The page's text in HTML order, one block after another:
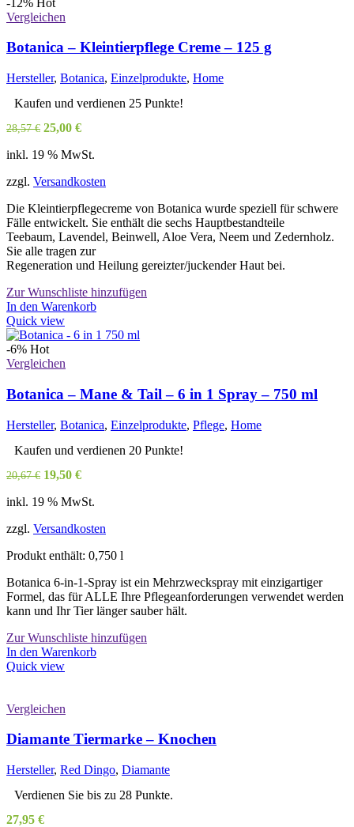
Die
Optionen
können
auf
der
Vergleichen
Botanica – Kleintierpflege Creme – 125 g
Hersteller, Botanica, Einzelprodukte, Home
Kaufen und verdienen 25 Punkte!
28,57€ Ursprünglicher
war:
25,00 €Aktueller
ist:
inkl. 19 % MwSt.
zzgl. Versandkosten
Die Kleintierpflegecreme von Botanica wurde speziell für schwere
Fälle entwickelt. Sie enthält die sechs Hauptbestandteile
Teebaum, Lavendel, Beinwell, Aloe Vera, Neem und Zedernholz.
Sie alle tragen zur
Regeneration und Heilung gereizter/juckender Haut bei.
Zur Wunschliste hinzufügen
In den Warenkorb
Quick view
-6% Hot
Vergleichen
Botanica – Mane & Tail – 6 in 1 Spray – 750 ml
Hersteller, Botanica, Einzelprodukte, Pflege, Home
Kaufen und verdienen 20 Punkte!
20,67€ Ursprünglicher
war:
19,50 €Aktueller
ist:
inkl. 19 % MwSt.
zzgl. Versandkosten
Produkt enthält: 0,750 l
Botanica 6-in-1-Spray ist ein Mehrzweckspray mit einzigartiger
Formel, das für ALLE Ihre Pflegeanforderungen verwendet werden
kann und Ihr Tier länger sauber hält.
Zur Wunschliste hinzufügen
In den Warenkorb
Quick view
Vergleichen
Diamante Tiermarke – Knochen
Hersteller, Red Dingo, Diamante
Verdienen Sie bis zu 28 Punkte.
27,95 €